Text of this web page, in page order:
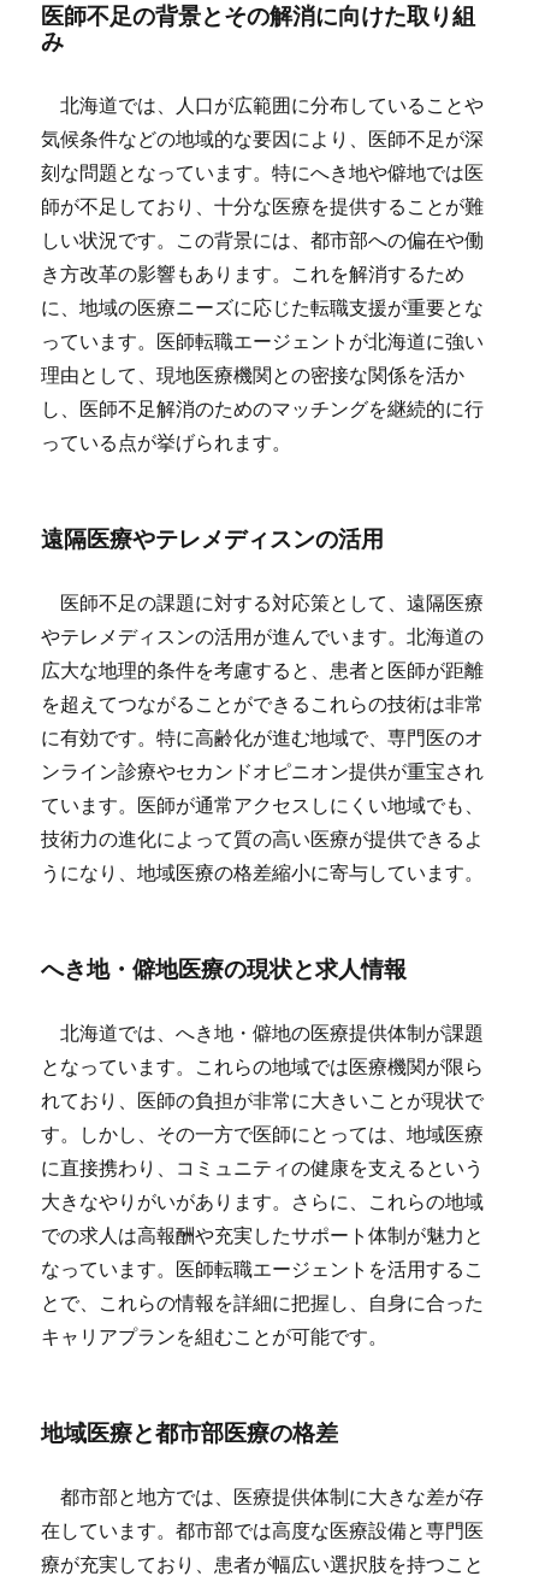
医師不足の背景とその解消に向けた取り組
み
北海道では、人口が広範囲に分布していることや
気候条件などの地域的な要因により、医師不足が深
刻な問題となっています。特にへき地や僻地では医
師が不足しており、十分な医療を提供することが難
しい状況です。この背景には、都市部への偏在や働
き方改革の影響もあります。これを解消するため
に、地域の医療ニーズに応じた転職支援が重要とな
っています。医師転職エージェントが北海道に強い
理由として、現地医療機関との密接な関係を活か
し、医師不足解消のためのマッチングを継続的に行
っている点が挙げられます。
遠隔医療やテレメディスンの活用
医師不足の課題に対する対応策として、遠隔医療
やテレメディスンの活用が進んでいます。北海道の
広大な地理的条件を考慮すると、患者と医師が距離
を超えてつながることができるこれらの技術は非常
に有効です。特に高齢化が進む地域で、専門医のオ
ンライン診療やセカンドオピニオン提供が重宝され
ています。医師が通常アクセスしにくい地域でも、
技術力の進化によって質の高い医療が提供できるよ
うになり、地域医療の格差縮小に寄与しています。
へき地・僻地医療の現状と求人情報
北海道では、へき地・僻地の医療提供体制が課題
となっています。これらの地域では医療機関が限ら
れており、医師の負担が非常に大きいことが現状で
す。しかし、その一方で医師にとっては、地域医療
に直接携わり、コミュニティの健康を支えるという
大きなやりがいがあります。さらに、これらの地域
での求人は高報酬や充実したサポート体制が魅力と
なっています。医師転職エージェントを活用するこ
とで、これらの情報を詳細に把握し、自身に合った
キャリアプランを組むことが可能です。
地域医療と都市部医療の格差
都市部と地方では、医療提供体制に大きな差が存
在しています。都市部では高度な医療設備と専門医
療が充実しており、患者が幅広い選択肢を持つこと